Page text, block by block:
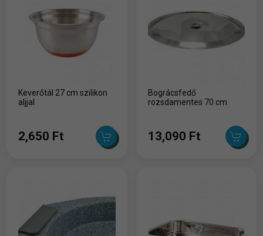
Keverőtál 27 cm szilikon
aljjal
2,650 Ft
Bográcsfedő
rozsdamentes 70 cm
13,090 Ft